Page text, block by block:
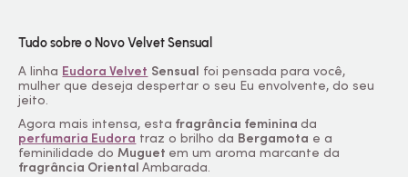
Tudo sobre o Novo Velvet Sensual
A linha Eudora Velvet Sensual foi pensada para você,
mulher que deseja despertar o seu Eu envolvente, do seu
jeito.
Agora mais intensa, esta fragrância femininada
perfumaria Eudora traz o brilho da Bergamota e a
feminilidade doMuguet em um aroma marcante da
fragrância OrientalAmbarada.